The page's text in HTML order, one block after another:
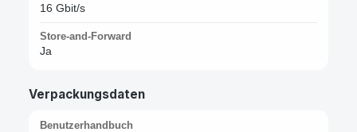
16 Gbit/s
Store-and-Forward
Ja
Verpackungsdaten
Benutzerhandbuch